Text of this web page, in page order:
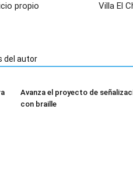
propio
Villa El
del autor
Avanza el proyecto de
con braille